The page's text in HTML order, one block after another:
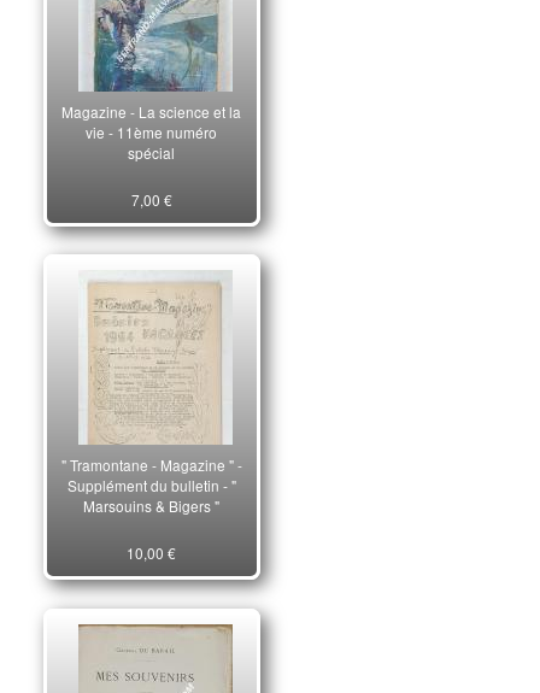
Magazine - La science et la
vie - 11ème numéro
spécial
7,00 €
" Tramontane - Magazine " -
Supplément du bulletin - "
Marsouins & Bigers "
10,00 €